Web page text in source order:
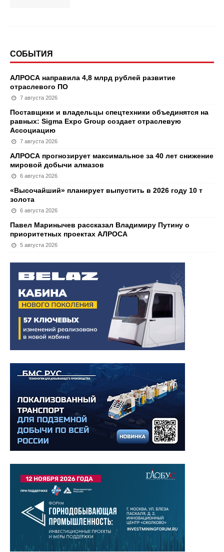
СОБЫТИЯ
АЛРОСА направила 4,8 млрд рублей развитие
отраслевого ПО
7 августа 2026
Поставщики и владельцы спецтехники объединятся на
равных: Sigma Expo Group создает отраслевую
Ассоциацию
7 августа 2026
АЛРОСА прогнозирует максимальное за 40 лет снижение
мировой добычи алмазов
6 августа 2026
«Высочайший» планирует выпустить в 2026 году 10 т
золота
6 августа 2026
Павел Маринычев рассказал Владимиру Путину о
приоритетных проектах АЛРОСА
5 августа 2026